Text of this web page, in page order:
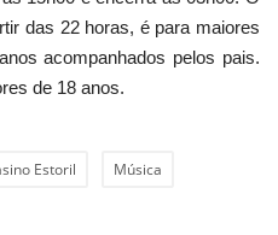
das 22 horas, é para maiores
acompanhados pelos pais.
de 18 anos.
Estoril Música